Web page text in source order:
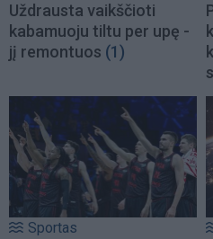
Uždrausta vaikščioti
kabamuoju tiltu per upę -
jį remontuos (1)
Sportas